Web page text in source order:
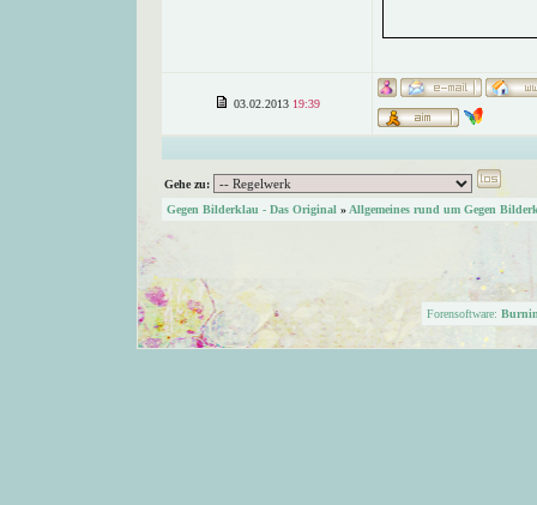
03.02.2013 19:39
Gehe zu:
Gegen Bilderklau - Das Original » Allgemeines rund um Gegen
Forensoftware: